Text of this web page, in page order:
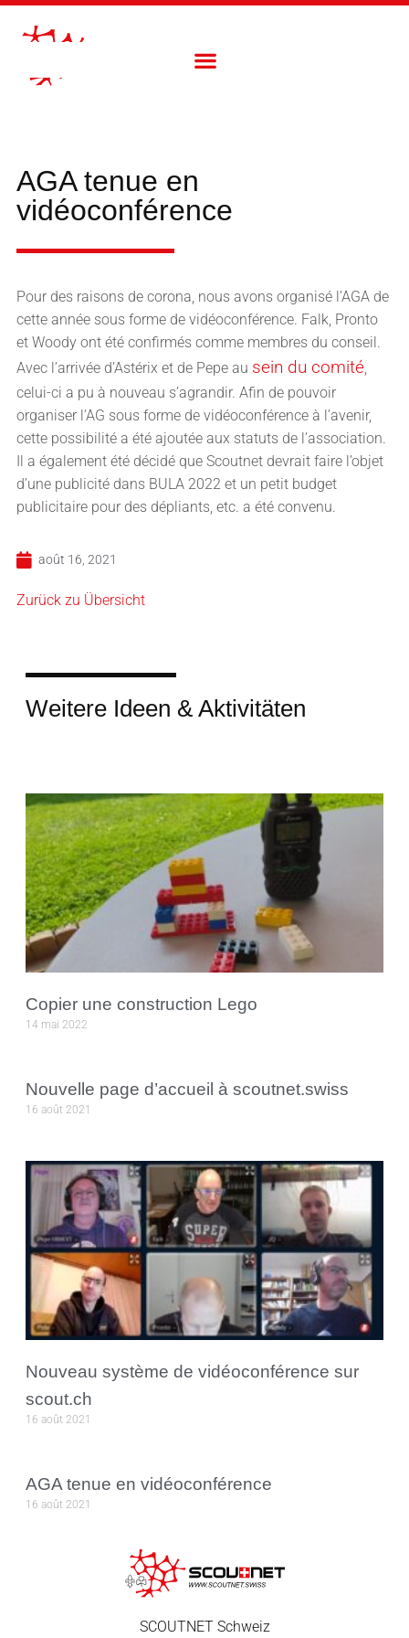
AGA tenue en
vidéoconférence
Pour des raisons de corona, nous avons organisé l’AGA de
cette année sous forme de vidéoconférence. Falk, Pronto
et Woody ont été confirmés comme membres du conseil.
Avec l’arrivée d’Astérix et de Pepe au sein du comité,
celui-ci a pu à nouveau s’agrandir. Afin de pouvoir
organiser l’AG sous forme de vidéoconférence à l’avenir,
cette possibilité a été ajoutée aux statuts de l’association.
Il a également été décidé que Scoutnet devrait faire l’objet
d’une publicité dans BULA 2022 et un petit budget
publicitaire pour des dépliants, etc. a été convenu.
août 16, 2021
Zurück zu Übersicht
Weitere Ideen & Aktivitäten
Copier une construction Lego
14 mai 2022
Nouvelle page d’accueil à scoutnet.swiss
16 août 2021
Nouveau système de vidéoconférence sur
scout.ch
16 août 2021
AGA tenue en vidéoconférence
16 août 2021
SCOUTNET Schweiz